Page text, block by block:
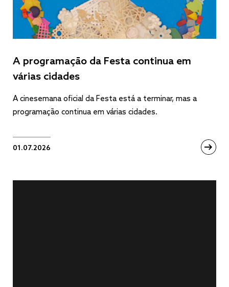
A programação da Festa continua em
várias cidades
A cinesemana oficial da Festa está a terminar, mas a
programação continua em várias cidades.
01.07.2026